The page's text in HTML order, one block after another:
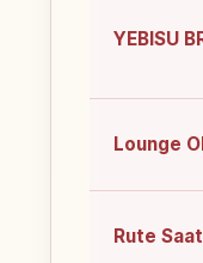
YEBISU
Lounge
Rute